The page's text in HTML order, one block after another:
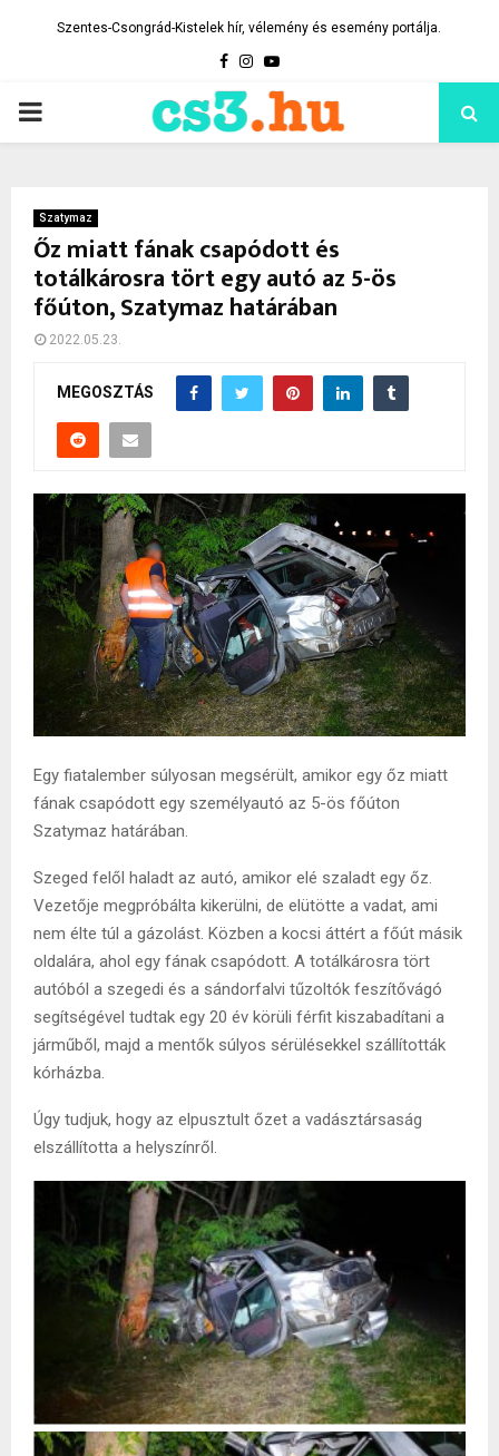
Szentes-Csongrád-Kistelek hír, vélemény és esemény portálja.
Facebook
Instagram
Youtube
PRIMARY
Szatymaz
Őz miatt fának csapódott és
totálkárosra tört egy autó az 5-ös
főúton, Szatymaz határában
2022.05.23.
MEGOSZTÁS
Egy fiatalember súlyosan megsérült, amikor egy őz miatt
fának csapódott egy személyautó az 5-ös főúton
Szatymaz határában.
Szeged felől haladt az autó, amikor elé szaladt egy őz.
Vezetője megpróbálta kikerülni, de elütötte a vadat, ami
nem élte túl a gázolást. Közben a kocsi áttért a főút másik
oldalára, ahol egy fának csapódott. A totálkárosra tört
autóból a szegedi és a sándorfalvi tűzoltók feszítővágó
segítségével tudtak egy 20 év körüli férfit kiszabadítani a
járműből, majd a mentők súlyos sérülésekkel szállították
kórházba.
Úgy tudjuk, hogy az elpusztult őzet a vadásztársaság
elszállította a helyszínről.